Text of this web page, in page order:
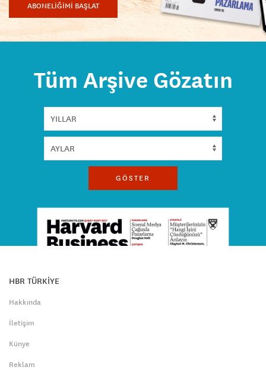
ABONELİĞİMİ BAŞLAT
Tüm Arşive Gözatın
GÖSTER
HBR TÜRKİYE
Hakkında
İletişim
Künye
Reklam